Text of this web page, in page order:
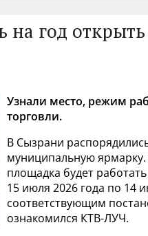
на год
Узнали место, режим
торговли.
В Сызрани
муниципальную ярмарку.
площадка будет
15 июля 2026 года по 14
соответствующим
ознакомился КТВ-ЛУЧ.